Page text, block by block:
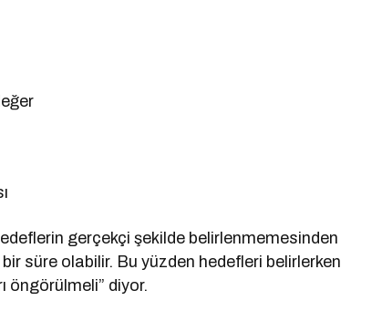
gerçekçi şekilde belirlenmemesinden
süre olabilir. Bu yüzden hedefleri belirlerken
öngörülmeli” diyor.